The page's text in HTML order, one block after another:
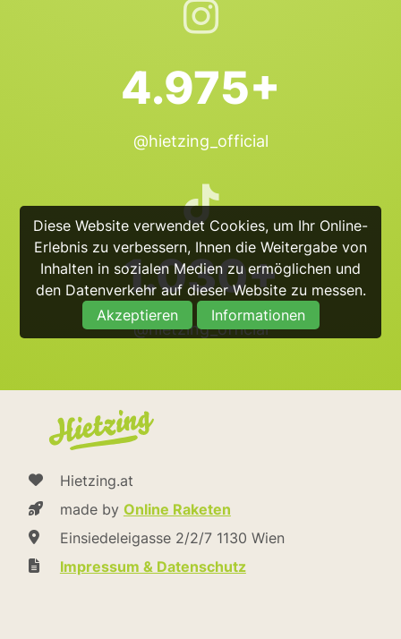
Diese Website verwendet Cookies, um Ihr Online-
Erlebnis zu verbessern, Ihnen die Weitergabe von
Inhalten in sozialen Medien zu ermöglichen und
den Datenverkehr auf dieser Website zu messen.
Akzeptieren
Informationen
4.975+
@hietzing_official
1.030+
@hietzing_official
Hietzing.at
made by Online Raketen
Einsiedeleigasse 2/2/7 1130 Wien
Impressum & Datenschutz